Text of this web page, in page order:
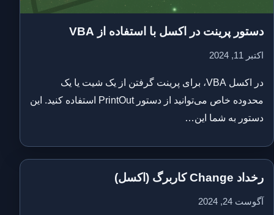
دستور پرینت در اکسل با استفاده از VBA
اکتبر 11, 2024
در اکسل VBA، برای پرینت گرفتن از یک شیت یا یک
محدوده خاص می‌توانید از دستور PrintOut استفاده کنید. این
دستور به شما این…
رخداد Change کاربرگ (اکسل)
آگوست 24, 2024